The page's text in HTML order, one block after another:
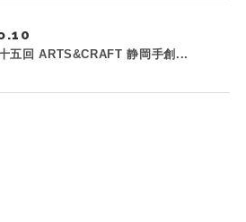
五回 ARTS&CRAFT 静岡手創...